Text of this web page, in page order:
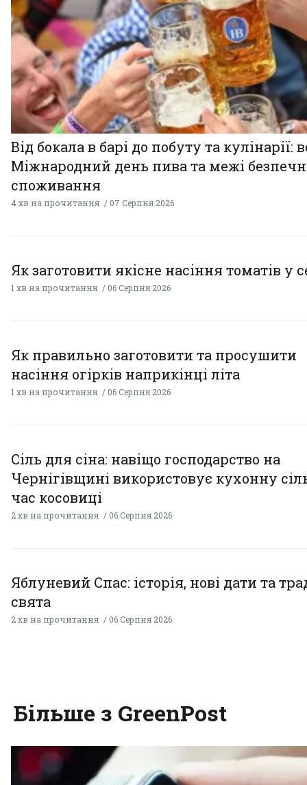
Від бокала в барі до побуту та кулінарії:
Міжнародний день пива та межі
споживання
4 хв на прочитання 07 Серпня 2026
Як заготовити якісне насіння томатів у
1 хв на прочитання 06 Серпня 2026
Як правильно заготовити та просушити
насіння огірків наприкінці літа
1 хв на прочитання 06 Серпня 2026
Сіль для сіна: навіщо господарство на
Чернігівщині використовує кухонну
час косовиці
2 хв на прочитання 06 Серпня 2026
Яблуневий Спас: історія, нові дати та
свята
2 хв на прочитання 06 Серпня 2026
Більше з GreenPost